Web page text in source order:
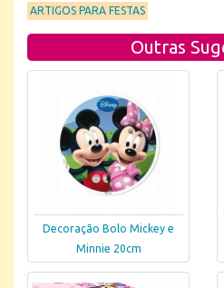
ARTIGOS PARA FESTAS
Outras
Decoração Bolo Mickey e
Minnie 20cm